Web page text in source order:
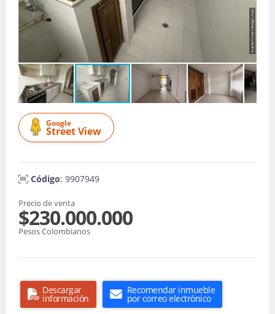
Google
Street View
Código: 9907949
Precio de venta
$230.000.000
Pesos Colombianos
Descargar
información
Recomendar inmueble
por correo electrónico